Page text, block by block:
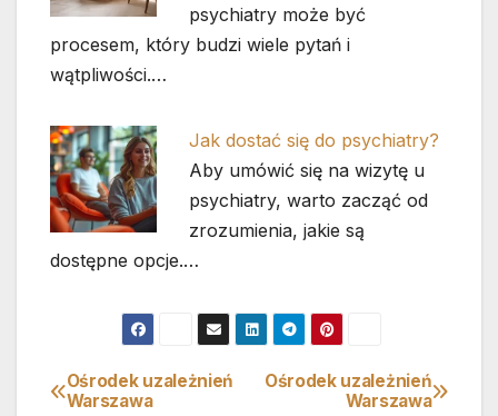
psychiatry może być
procesem, który budzi wiele pytań i
wątpliwości.…
Jak dostać się do psychiatry?
Aby umówić się na wizytę u
psychiatry, warto zacząć od
zrozumienia, jakie są
dostępne opcje.…
Nawigacja
Ośrodek uzależnień
Warszawa
Ośrodek uzależnień
Warszawa